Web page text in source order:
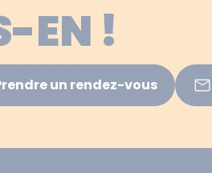
EN !
un rendez-vous